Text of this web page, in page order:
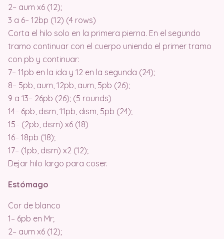
2– aum x6 (12);
3 a 6– 12bp (12) (4 rows)
Corta el hilo solo en la primera pierna. En el segundo
tramo continuar con el cuerpo uniendo el primer tramo
con pb y continuar:
7– 11pb en la ida y 12 en la segunda (24);
8– 5pb, aum, 12pb, aum, 5pb (26);
9 a 13– 26pb (26); (5 rounds)
14– 6pb, dism, 11pb, dism, 5pb (24);
15– (2pb, dism) x6 (18)
16– 18pb (18);
17– (1pb, dism) x2 (12);
Dejar hilo largo para coser.
Estómago
Cor de blanco
1– 6pb en Mr;
2– aum x6 (12);